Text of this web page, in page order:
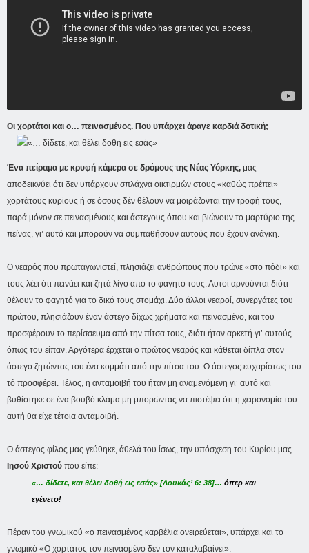
Οι χορτάτοι και ο… πεινασμένος. Που υπάρχει άραγε καρδιά δοτική;
Ένα πείραμα με κρυφή κάμερα σε δρόμους της Νέας Υόρκης, μας
αποδεικνύει ότι δεν υπάρχουν σπλάχνα οικτιρμών στους «καθώς πρέπει»
χορτάτους κυρίους ή σε όσους δέν θέλουν να μοιράζονται την τροφή τους,
παρά μόνον σε πεινασμένους και άστεγους όπου και βιώνουν το μαρτύριο της
πείνας, γι’ αυτό και μπορούν να συμπαθήσουν αυτούς που έχουν ανάγκη.
Ο νεαρός που πρωταγωνιστεί, πλησιάζει ανθρώπους που τρώνε «στο πόδι» και
τους λέει ότι πεινάει και ζητά λίγο από το φαγητό τους. Αυτοί αρνούνται διότι
θέλουν το φαγητό για το δικό τους στομάχι. Δύο άλλοι νεαροί, συνεργάτες του
πρώτου, πλησιάζουν έναν άστεγο δίχως χρήματα και πεινασμένο, και του
προσφέρουν το περίσσευμα από την πίτσα τους, διότι ήταν αρκετή γι’ αυτούς
όπως του είπαν. Αργότερα έρχεται ο πρώτος νεαρός και κάθεται δίπλα στον
άστεγο ζητώντας του ένα κομμάτι από την πίτσα του. Ο άστεγος ευχαρίστως του
τό προσφέρει. Τέλος, η ανταμοιβή του ήταν μη αναμενόμενη γι’ αυτό και
βυθίστηκε σε ένα βουβό κλάμα μη μπορώντας να πιστέψει ότι η χειρονομία του
αυτή θα είχε τέτοια ανταμοιβή.
Ο άστεγος φίλος μας γεύθηκε, άθελά του ίσως, την υπόσχεση του Κυρίου μας
Ιησού Χριστού που είπε:
«… δίδετε, και θέλει δοθή εις εσάς» [Λουκάς’ 6: 38]… όπερ και
εγένετο!
Πέραν του γνωμικού «ο πεινασμένος καρβέλια ονειρεύεται», υπάρχει και το
γνωμικό «Ο χορτάτος τον πεινασμένο δεν τον καταλαβαίνει».